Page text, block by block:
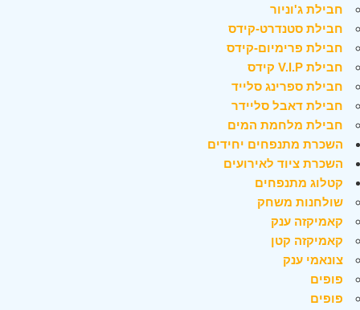
חבילת ג'וניור
חבילת סטנדרט-קידס
חבילת פרימיום-קידס
חבילת V.I.P קידס
חבילת ספרינג סלייד
חבילת דאבל סליידר
חבילת מלחמת המים
השכרת מתנפחים יחידים
השכרת ציוד לאירועים
קטלוג מתנפחים
שולחנות משחק
קאמיקזה ענק
קאמיקזה קטן
צונאמי ענק
פופים
פופים